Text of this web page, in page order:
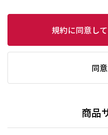
規約に同意し
同
商品